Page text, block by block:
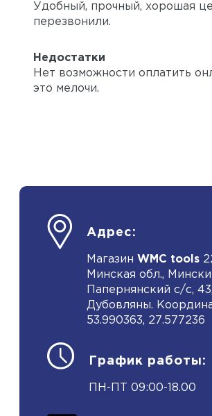
Удобный, прочный, хорошая
перезвонили.
Недостатки
Нет возможности оплатить
это мелочи.
Адрес:
Магазин WMC tools
Минская обл.,
Папернянский с/с,
Дубовляны.
53.990363, 27.577236
График работы:
ПН-ПТ 09:00-18.00